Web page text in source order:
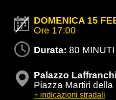
DOMENICA 15
Ore 17:00
Durata: 80 MINUTI
Palazzo Laffranchi
Piazza Martiri
+ indicazioni stradali